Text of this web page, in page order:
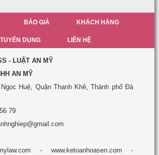
BÁO GIÁ KHÁCH HÀNG
TUYỂN DỤNG LIÊN HỆ
- LUẬT AN MỸ
AN MỸ
Huệ, Quận Thanh Khê, Thành phố Đà
79
- www.ketoanhoasen.com -